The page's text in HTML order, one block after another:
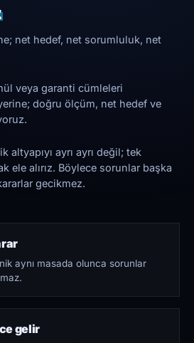
net hedef, net sorumluluk, net
veya garanti cümleleri
doğru ölçüm, net hedef ve
altyapıyı ayrı ayrı değil; tek
ele alırız. Böylece sorunlar başka
gecikmez.
aynı masada olunca sorunlar
gelir